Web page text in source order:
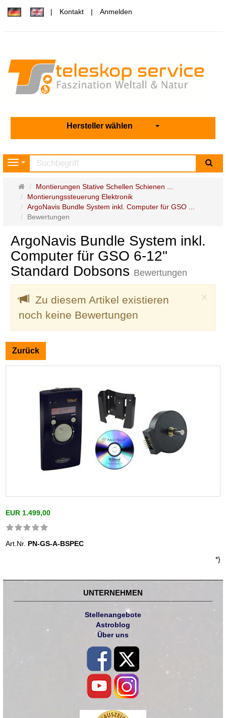
Kontakt Anmelden
Hersteller wählen
Navigation
Startseite
Montierungen Stative Schellen Schienen ...
Montierungssteuerung Elektronik
ArgoNavis Bundle System inkl. Computer für GSO ...
Bewertungen
ArgoNavis Bundle System inkl.
Computer für GSO 6-12"
Standard Dobsons Bewertungen
×
Zu diesem Artikel existieren
noch keine Bewertungen
Zurück
EUR 1.499,00
Art.Nr. PN-GS-A-BSPEC
*}
UNTERNEHMEN
Stellenangebote
Astroblog
Über uns